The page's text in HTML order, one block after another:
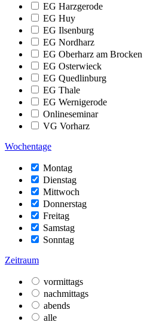
EG Harzgerode
EG Huy
EG Ilsenburg
EG Nordharz
EG Oberharz am Brocken
EG Osterwieck
EG Quedlinburg
EG Thale
EG Wernigerode
Onlineseminar
VG Vorharz
Wochentage
Montag
Dienstag
Mittwoch
Donnerstag
Freitag
Samstag
Sonntag
Zeitraum
vormittags
nachmittags
abends
alle